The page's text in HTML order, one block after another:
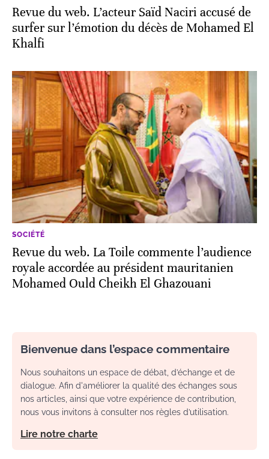
Revue du web. L’acteur Saïd Naciri accusé de
surfer sur l’émotion du décès de Mohamed El
Khalfi
SOCIÉTÉ
Revue du web. La Toile commente l’audience
royale accordée au président mauritanien
Mohamed Ould Cheikh El Ghazouani
Bienvenue dans l’espace commentaire
Nous souhaitons un espace de débat, d’échange et de
dialogue. Afin d'améliorer la qualité des échanges sous
nos articles, ainsi que votre expérience de contribution,
nous vous invitons à consulter nos règles d’utilisation.
Lire notre charte